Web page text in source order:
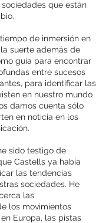
que están
de inmersión en
suerte además de
guía para encontrar
entre sucesos
para identificar las
en nuestro mundo
damos cuenta sólo
en noticia en los
sido testigo de
Castells ya había
las tendencias
sociedades. He
las
los movimientos
Europa, las pistas